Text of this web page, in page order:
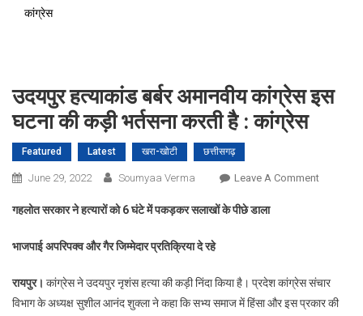
कांग्रेस
उदयपुर हत्याकांड बर्बर अमानवीय कांग्रेस इस
घटना की कड़ी भर्तसना करती है : कांग्रेस
Featured Latest खरा-खोटी छत्तीसगढ़
June 29, 2022 Soumyaa Verma Leave A CommentOn
इस
घटना
गहलोत सरकार ने हत्यारों को6घंटे में पकड़कर सलाखों के पीछे डाला
भाजपाई अपरिपक्व और गैर जिम्मेदार प्रतिक्रिया दे रहे
रायपुर। कांग्रेस ने उदयपुर नृशंस हत्या की कड़ी निंदा किया है। प्रदेश कांग्रेस संचार
विभाग के अध्यक्ष सुशील आनंद शुक्ला ने कहा कि सभ्य समाज में हिंसा और इस प्रकार की